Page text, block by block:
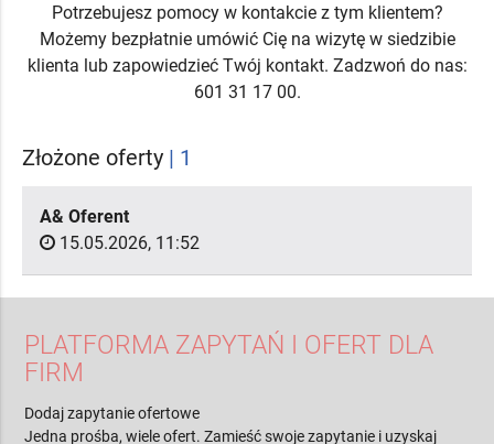
Potrzebujesz pomocy w kontakcie z tym klientem?
Możemy bezpłatnie umówić Cię na wizytę w siedzibie
klienta lub zapowiedzieć Twój kontakt. Zadzwoń do nas:
601 31 17 00.
Złożone oferty | 1
A& Oferent
15.05.2026, 11:52
PLATFORMA ZAPYTAŃ I OFERT DLA
FIRM
Dodaj zapytanie ofertowe
Jedna prośba, wiele ofert. Zamieść swoje zapytanie i uzyskaj